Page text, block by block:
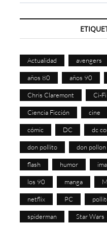
Actualidad avengers
años 80 años 90
Chris Claremont Ci-Fi
Ciencia Ficción cine
cómic DC dc
don pollito don pollon
flash humor
los 90 manga
netflix PC
spiderman Star Wars